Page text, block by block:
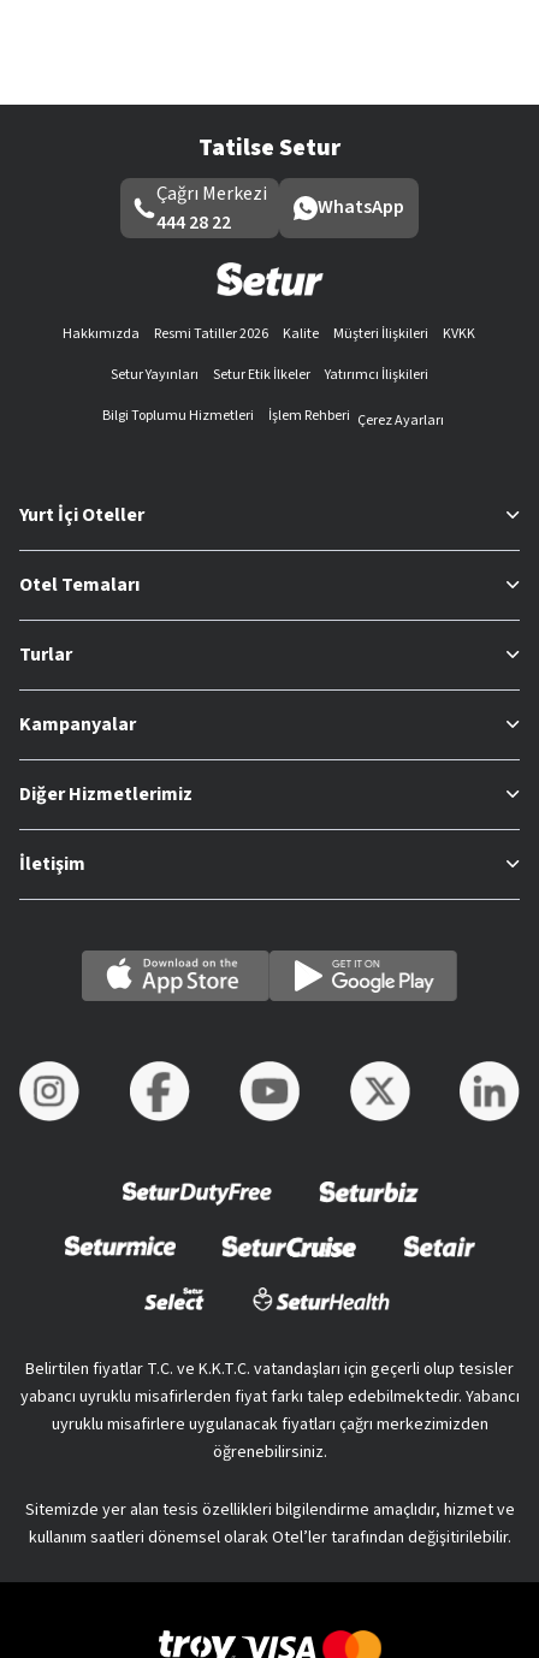
Tatilse Setur
Çağrı Merkezi
444 28 22
WhatsApp
Hakkımızda Resmi Tatiller 2026 Kalite Müşteri İlişkileri
KVKK
Setur Yayınları
Setur Etik İlkeler
Yatırımcı İlişkileri
Bilgi Toplumu Hizmetleri
İşlem Rehberi Çerez Ayarları
Yurt İçi Oteller
Otel Temaları
Turlar
Kampanyalar
Diğer Hizmetlerimiz
İletişim
Belirtilen fiyatlar T.C. ve K.K.T.C. vatandaşları için geçerli olup tesisler
yabancı uyruklu misafirlerden fiyat farkı talep edebilmektedir. Yabancı
uyruklu misafirlere uygulanacak fiyatları çağrı merkezimizden
öğrenebilirsiniz.
Sitemizde yer alan tesis özellikleri bilgilendirme amaçlıdır, hizmet ve
kullanım saatleri dönemsel olarak Otel’ler tarafından değişitirilebilir.